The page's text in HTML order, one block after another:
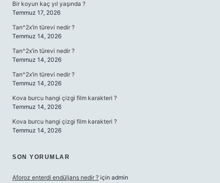
Bir koyun kaç yıl yaşında ?
Temmuz 17, 2026
Tan^2x’in türevi nedir ?
Temmuz 14, 2026
Tan^2x’in türevi nedir ?
Temmuz 14, 2026
Tan^2x’in türevi nedir ?
Temmuz 14, 2026
Kova burcu hangi çizgi film karakteri ?
Temmuz 14, 2026
Kova burcu hangi çizgi film karakteri ?
Temmuz 14, 2026
SON YORUMLAR
Aforoz enterdi endüljans nedir ? için admin